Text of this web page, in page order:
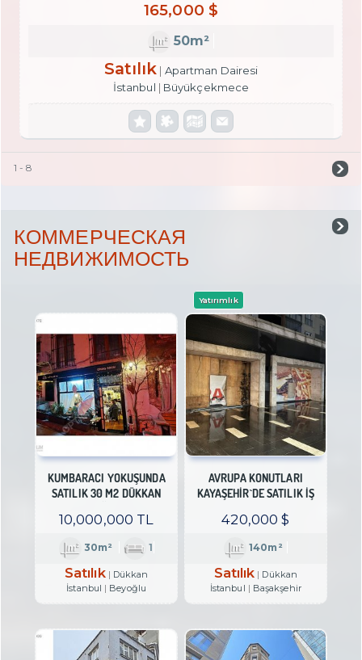
165,000 $
50m²
Satılık
Apartman Dairesi
İstanbul
Büyükçekmece
1 - 8
КОММЕРЧЕСКАЯ
НЕДВИЖИМОСТЬ
KUMBARACI YOKUŞUNDA
SATILIK 30 M2 DÜKKAN
10,000,000 TL
30m² 1
Satılık
Dükkan
İstanbul
Beyoğlu
Yatırımlık
AVRUPA KONUTLARI
KAYAŞEHIR`DE SATILIK İŞ
420,000 $
140m²
Satılık
Dükkan
İstanbul
Başakşehir